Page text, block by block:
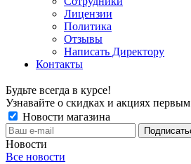
Лицензии
Политика
Отзывы
Написать Директору
Контакты
Будьте всегда в курсе!
Узнавайте о скидках и акциях первым
Новости магазина
Новости
Все новости